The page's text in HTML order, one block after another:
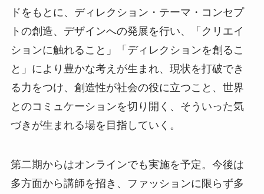
ドをもとに、ディレクション・テーマ・コンセプ
トの創造、デザインへの発展を行い、「クリエイ
ションに触れること」「ディレクションを創るこ
と」により豊かな考えが生まれ、現状を打破でき
る力をつけ、創造性が社会の役に立つこと、世界
とのコミュケーションを切り開く、そういった気
づきが生まれる場を目指していく。
第二期からはオンラインでも実施を予定。今後は
多方面から講師を招き、ファッションに限らず多